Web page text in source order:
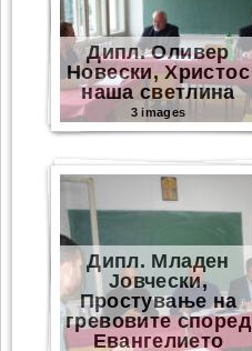
Дипл. Оливер
Новески, Христос
наша светлина
3 images
Дипл. Младен
Јовчески,
Простување на
гревовите според
Eвангелието